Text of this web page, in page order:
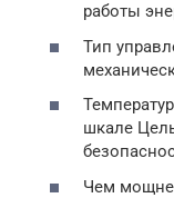
работы
Тип
шкале
Чем